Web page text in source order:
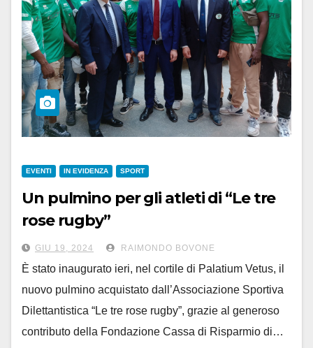
EVENTI IN EVIDENZA SPORT
Un pulmino per gli atleti di “Le tre
rose rugby”
grazie al contributo della
Fondazione CRAL
GIU 19, 2024 RAIMONDO BOVONE
È stato inaugurato ieri, nel cortile di Palatium Vetus, il
nuovo pulmino acquistato dall’Associazione Sportiva
Dilettantistica “Le tre rose rugby”, grazie al generoso
contributo della Fondazione Cassa di Risparmio di…